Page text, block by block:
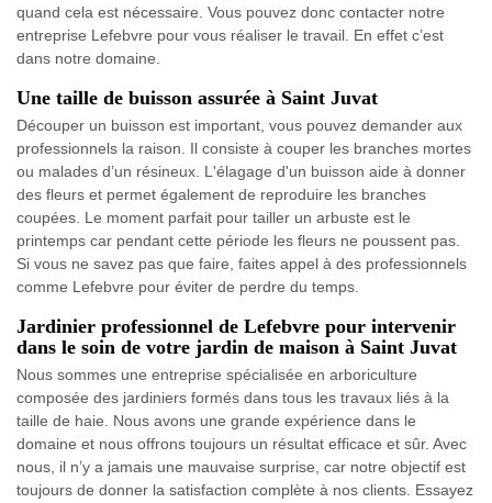
quand cela est nécessaire. Vous pouvez donc contacter notre
entreprise Lefebvre pour vous réaliser le travail. En effet c’est
dans notre domaine.
Une taille de buisson assurée à Saint Juvat
Découper un buisson est important, vous pouvez demander aux
professionnels la raison. Il consiste à couper les branches mortes
ou malades d’un résineux. L'élagage d'un buisson aide à donner
des fleurs et permet également de reproduire les branches
coupées. Le moment parfait pour tailler un arbuste est le
printemps car pendant cette période les fleurs ne poussent pas.
Si vous ne savez pas que faire, faites appel à des professionnels
comme Lefebvre pour éviter de perdre du temps.
Jardinier professionnel de Lefebvre pour intervenir
dans le soin de votre jardin de maison à Saint Juvat
Nous sommes une entreprise spécialisée en arboriculture
composée des jardiniers formés dans tous les travaux liés à la
taille de haie. Nous avons une grande expérience dans le
domaine et nous offrons toujours un résultat efficace et sûr. Avec
nous, il n’y a jamais une mauvaise surprise, car notre objectif est
toujours de donner la satisfaction complète à nos clients. Essayez